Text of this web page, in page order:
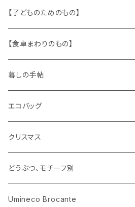
キャラクター
ピノキオ
文房具
木製品
ミニチュア、ドールハウス
パズル、ゲーム
古本、古雑誌、古えほん
古レコード
古せっけん
ラッピングペーパー、壁紙
ガラス
プラスチック
紙
トリム
ワッペン
キッチンクロス、ナプキン
ニット
布地
【子どものためのもの】
身に着けるもの
【食卓まわりのもの】
ガラス
花びん
小物入れ
陶磁器
カップアンドソーサー
プレート
木製品
ホーロー
メタル
暮しの手帖
エコバッグ
クリスマス
どうぶつ、モチーフ別
くま、ベア
Umineco Brocante